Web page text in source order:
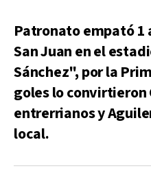
Patronato empató 1
San Juan en el
Sánchez", por la
goles lo convirtieron
entrerrianos y
local.